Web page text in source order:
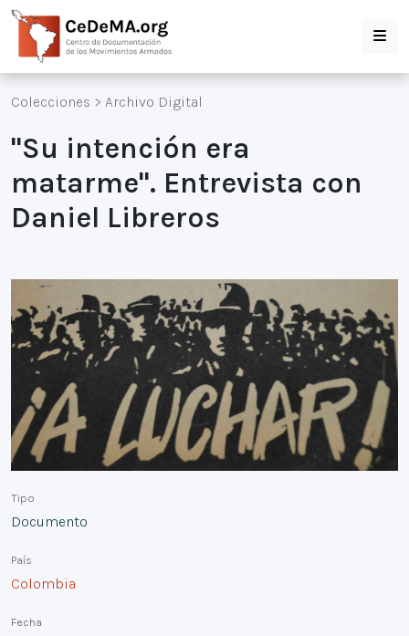
Colecciones > Archivo Digital
"Su intención era
matarme". Entrevista con
Daniel Libreros
Tipo
Documento
País
Colombia
Fecha